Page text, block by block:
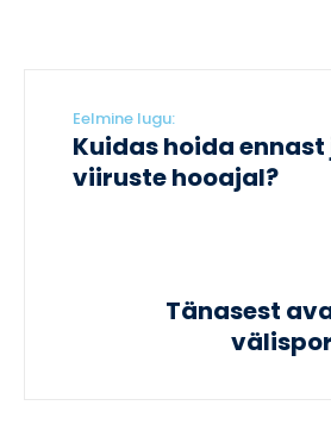
Eelmine lugu:
Kuidas hoida
viiruste hooajal?
Tänasest